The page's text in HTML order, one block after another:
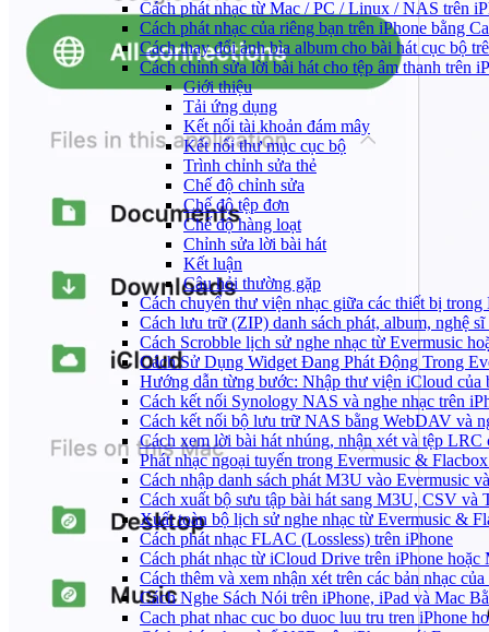
Cách phát nhạc từ Mac / PC / Linux / NAS trên
Cách phát nhạc của riêng bạn trên iPhone bằng
Cách thay đổi ảnh bìa album cho bài hát cục bộ
Cách chỉnh sửa lời bài hát cho tệp âm thanh trên
Giới thiệu
Tải ứng dụng
Kết nối tài khoản đám mây
Kết nối thư mục cục bộ
Trình chỉnh sửa thẻ
Chế độ chỉnh sửa
Chế độ tệp đơn
Chế độ hàng loạt
Chỉnh sửa lời bài hát
Kết luận
Câu hỏi thường gặp
Cách chuyển thư viện nhạc giữa các thiết bị
Cách lưu trữ (ZIP) danh sách phát, album, nghệ
Cách Scrobble lịch sử nghe nhạc từ Evermusic
Cách Sử Dụng Widget Đang Phát Động Trong
Hướng dẫn từng bước: Nhập thư viện iCloud của
Cách kết nối Synology NAS và nghe nhạc trên
Cách kết nối bộ lưu trữ NAS bằng WebDAV và
Cách xem lời bài hát nhúng, nhận xét và tệp LRC
Phát nhạc ngoại tuyến trong Evermusic &
Cách nhập danh sách phát M3U vào Evermusic
Cách xuất bộ sưu tập bài hát sang M3U, CSV
Xuất toàn bộ lịch sử nghe nhạc từ Evermusic &
Cách phát nhạc FLAC (Lossless) trên iPhone
Cách phát nhạc từ iCloud Drive trên iPhone hoặc
Cách thêm và xem nhận xét trên các bản nhạc
Cách Nghe Sách Nói trên iPhone, iPad và Mac
Cach phat nhac cuc bo duoc luu tru tren iPhone